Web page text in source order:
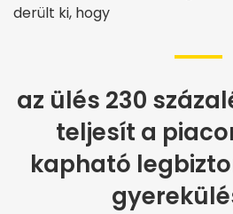
derült ki, hogy
az ülés 230
teljesít a
kapható